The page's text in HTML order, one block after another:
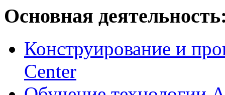
Основная
Конструирование и
Center